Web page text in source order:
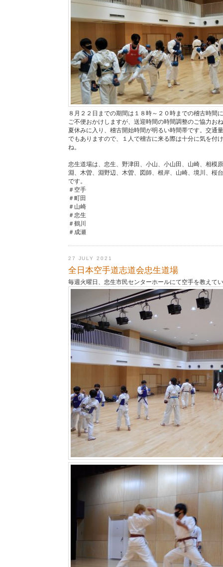
８月２２日までの期間は１８時～２０時までの稽古時間
ご不便おかけしますが、送迎時間の時間調整のご協力お
夏休みに入り、稽古開始時間が明るい時間帯です。交通
でもありますので、１人で稽古に来る際は十分に気を付
ね。
忠生道場は、忠生、野津田、小山、小山田、山崎、相模
淵、木曽、淵野辺、木曽、図師、根岸、山崎、境川、桜
です。
＃空手
＃町田
＃山崎
＃忠生
＃鶴川
＃成瀬
27 JULY 2021
全日本空手道志道会忠生道場
毎週火曜日、忠生市民センターホールにて空手を教えて